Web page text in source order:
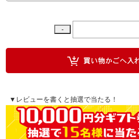
▼レビューを書くと抽選で当たる！